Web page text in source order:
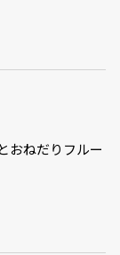
おねだりフルー